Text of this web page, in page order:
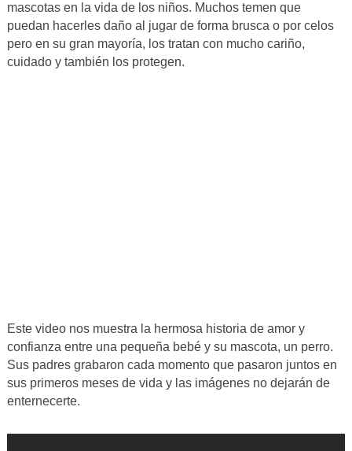
mascotas en la vida de los niños. Muchos temen que
puedan hacerles daño al jugar de forma brusca o por celos
pero en su gran mayoría, los tratan con mucho cariño,
cuidado y también los protegen.
Este video nos muestra la hermosa historia de amor y
confianza entre una pequeña bebé y su mascota, un perro.
Sus padres grabaron cada momento que pasaron juntos en
sus primeros meses de vida y las imágenes no dejarán de
enternecerte.